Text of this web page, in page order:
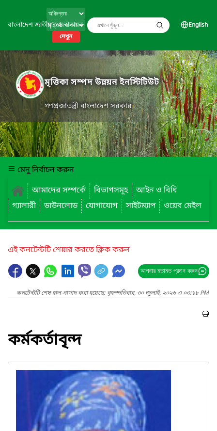
বাংলাদেশ জাতীয় তথ্য বাতায়ন
দেখুন
English
মৃত্তিকা সম্পদ উন্নয়ন ইনস্টিটিউট
গণপ্রজাতন্ত্রী বাংলাদেশ সরকার
মেনু নির্বাচন করুন
আমাদের সম্পর্কে
বিভাগসমূহ
আইন ও বিধি
গ্যালারী
ডাউনলোড যোগাযোগ সাইটম্যাপ ওয়েব মেইল
এই কনটেন্টটি শেয়ার করতে ক্লিক করুন
আপনার মতামত প্রদান করুন
কনটেন্টটি শেষ হাল-নাগাদ করা হয়েছে: বৃহস্পতিবার, ৩০ জুলাই, ২০২৬ এ ০৩:১৮ PM
কর্মকর্তাবৃন্দ